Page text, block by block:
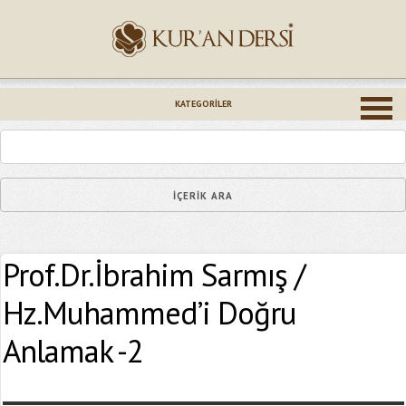
KATEGORILER
Prof.Dr.İbrahim Sarmış /
Hz.Muhammed’i Doğru
Anlamak -2
Epostanız (*)
Yaşadığınız Hatanın Ayrıntıları